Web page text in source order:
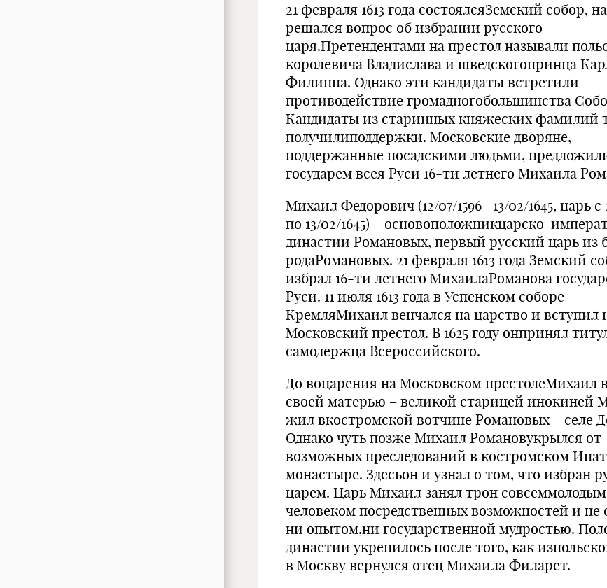
21 февраля 1613 года состоялсяЗемский собор,
решался вопрос об избрании русского
царя.Претендентами на престол называли
королевича Владислава и шведскогопринца
Филиппа. Однако эти кандидаты встретили
противодействие громадногобольшинства
Кандидаты из старинных княжеских фамилий
получилиподдержки. Московские дворяне,
поддержанные посадскими людьми,
государем всея Руси 16-ти летнего Михаила
Михаил Федорович (12/07/1596 –13/02/1645, царь с
по 13/02/1645) – основоположникцарско-
династии Романовых, первый русский царь из
родаРомановых. 21 февраля 1613 года Земский
избрал 16-ти летнего МихаилаРоманова
Руси. 11 июля 1613 года в Успенском соборе
КремляМихаил венчался на царство и вступил
Московский престол. В 1625 году онпринял
самодержца Всероссийского.
До воцарения на Московском престолеМихаил
своей матерью – великой старицей инокиней
жил вкостромской вотчине Романовых – селе
Однако чуть позже Михаил Романовукрылся от
возможных преследований в костромском
монастыре. Здесьон и узнал о том, что избран
царем. Царь Михаил занял трон
человеком посредственных возможностей и не
ни опытом,ни государственной мудростью.
династии укрепилось после того, как
в Москву вернулся отец Михаила Филарет.